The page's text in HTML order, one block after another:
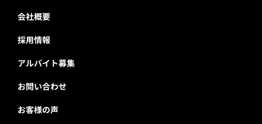
会社概要
採用情報
アルバイト募集
お問い合わせ
お客様の声